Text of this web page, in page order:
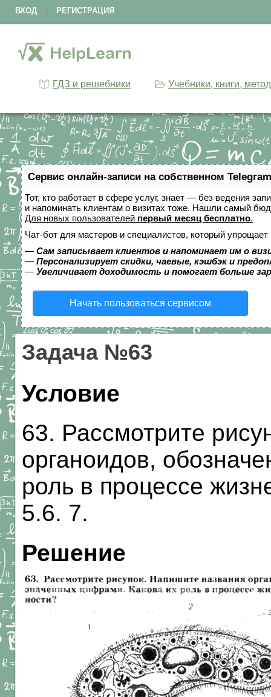
ВХОД РЕГИСТРАЦИЯ
ГДЗ и решебники Учебники, книги,
Сервис онлайн-записи на собственном
Тот, кто работает в сфере услуг, знает — без ведения
и напоминать клиентам о визитах тоже. Нашли самый
Для новых пользователей первый месяц бесплатно.
Чат-бот для мастеров и специалистов, который упрощает
— Сам записывает клиентов и напоминает им о
— Персонализирует скидки, чаевые, кэшбэк и
— Увеличивает доходимость и помогает больше
Начать пользоваться сервисом
Задача №63
Условие
63. Рассмотрите
органоидов,
роль в процессе
5.6. 7.
Решение